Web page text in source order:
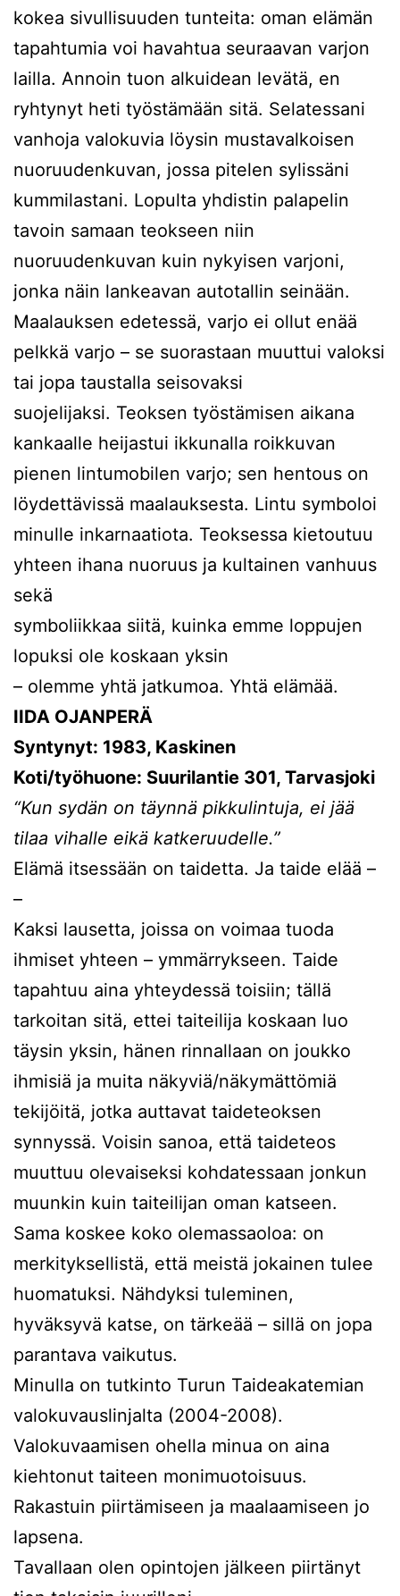
kokea sivullisuuden tunteita: oman elämän
tapahtumia voi havahtua seuraavan varjon
lailla. Annoin tuon alkuidean levätä, en
ryhtynyt heti työstämään sitä. Selatessani
vanhoja valokuvia löysin mustavalkoisen
nuoruudenkuvan, jossa pitelen sylissäni
kummilastani. Lopulta yhdistin palapelin
tavoin samaan teokseen niin
nuoruudenkuvan kuin nykyisen varjoni,
jonka näin lankeavan autotallin seinään.
Maalauksen edetessä, varjo ei ollut enää
pelkkä varjo – se suorastaan muuttui valoksi
tai jopa taustalla seisovaksi
suojelijaksi. Teoksen työstämisen aikana
kankaalle heijastui ikkunalla roikkuvan
pienen lintumobilen varjo; sen hentous on
löydettävissä maalauksesta. Lintu symboloi
minulle inkarnaatiota. Teoksessa kietoutuu
yhteen ihana nuoruus ja kultainen vanhuus
sekä
symboliikkaa siitä, kuinka emme loppujen
lopuksi ole koskaan yksin
– olemme yhtä jatkumoa. Yhtä elämää.
IIDA OJANPERÄ
Syntynyt: 1983, Kaskinen
Koti/työhuone: Suurilantie 301, Tarvasjoki
“Kun sydän on täynnä pikkulintuja, ei jää
tilaa vihalle eikä katkeruudelle.”
Elämä itsessään on taidetta. Ja taide elää –
–
Kaksi lausetta, joissa on voimaa tuoda
ihmiset yhteen – ymmärrykseen. Taide
tapahtuu aina yhteydessä toisiin; tällä
tarkoitan sitä, ettei taiteilija koskaan luo
täysin yksin, hänen rinnallaan on joukko
ihmisiä ja muita näkyviä/näkymättömiä
tekijöitä, jotka auttavat taideteoksen
synnyssä. Voisin sanoa, että taideteos
muuttuu olevaiseksi kohdatessaan jonkun
muunkin kuin taiteilijan oman katseen.
Sama koskee koko olemassaoloa: on
merkityksellistä, että meistä jokainen tulee
huomatuksi. Nähdyksi tuleminen,
hyväksyvä katse, on tärkeää – sillä on jopa
parantava vaikutus.
Minulla on tutkinto Turun Taideakatemian
valokuvauslinjalta (2004-2008).
Valokuvaamisen ohella minua on aina
kiehtonut taiteen monimuotoisuus.
Rakastuin piirtämiseen ja maalaamiseen jo
lapsena.
Tavallaan olen opintojen jälkeen piirtänyt